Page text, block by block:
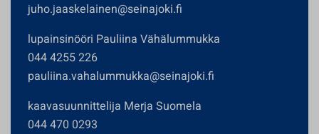
juho.jaaskelainen@seinajoki.fi
lupainsinööri Pauliina Vähälummukka
044 4255 226
pauliina.vahalummukka@seinajoki.fi
kaavasuunnittelija Merja Suomela
044 470 0293